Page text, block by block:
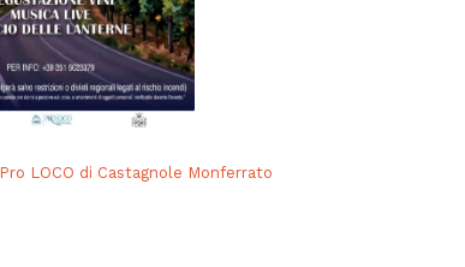
Pro LOCO di Castagnole Monferrato